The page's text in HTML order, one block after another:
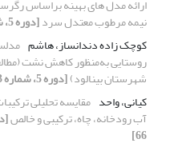
نیمه مرطوب معتدل سرد[دوره 5، شماره 2، 1399، صفحه 21-38]
کوچک زاده دندانساز، هاشم
روستایی به‌منظور کاهش نشت
شهرستان بینالود)[دوره 5، شماره 3، 1399، صفحه 48-59]
کیانی، واحد مقایسه تحلیلی
آب رودخانه، چاه، ترکیبی و خالص
66]